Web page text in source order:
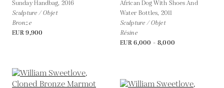
Sunday Handbag, 2016
Sculpture / Objet
Bronze
EUR 9,900
African Dog With Shoes And
Water Bottles, 2011
Sculpture / Objet
Résine
EUR 6,000 - 8,000